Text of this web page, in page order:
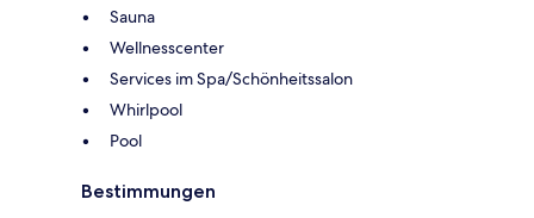
Sauna
Wellnesscenter
Services im Spa/Schönheitssalon
Whirlpool
Pool
Bestimmungen